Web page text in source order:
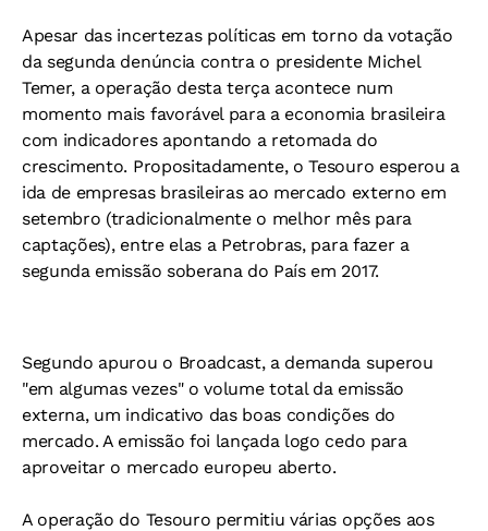
Apesar das incertezas políticas em torno da votação
da segunda denúncia contra o presidente Michel
Temer, a operação desta terça acontece num
momento mais favorável para a economia brasileira
com indicadores apontando a retomada do
crescimento. Propositadamente, o Tesouro esperou a
ida de empresas brasileiras ao mercado externo em
setembro (tradicionalmente o melhor mês para
captações), entre elas a Petrobras, para fazer a
segunda emissão soberana do País em 2017.
Segundo apurou o Broadcast, a demanda superou
"em algumas vezes" o volume total da emissão
externa, um indicativo das boas condições do
mercado. A emissão foi lançada logo cedo para
aproveitar o mercado europeu aberto.
A operação do Tesouro permitiu várias opções aos